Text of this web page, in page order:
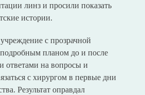
линз и просили показать
истории.
с прозрачной
планом до и после
ответами на вопросы и
с хирургом в первые дни
Результат оправдал